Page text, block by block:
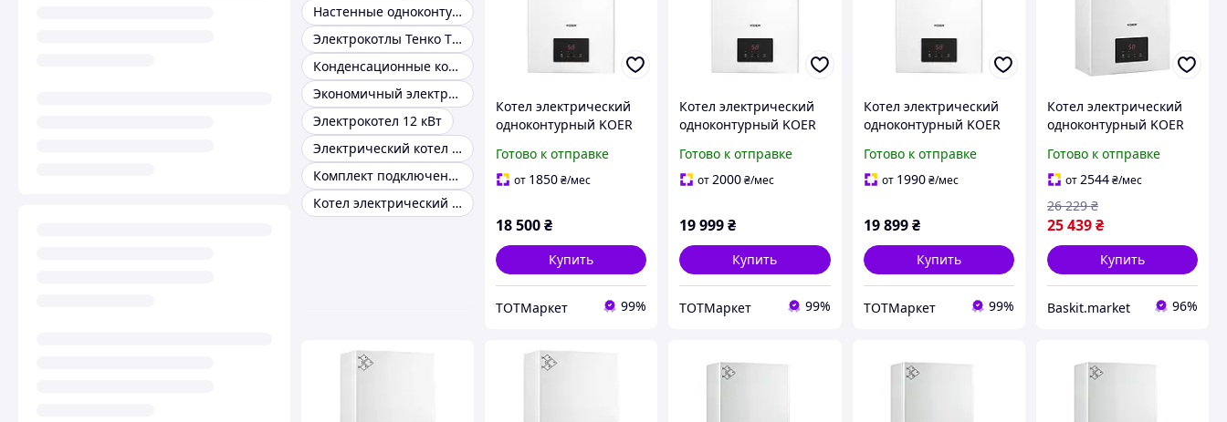
Настенные одноконтурные газовые котлы
Электрокотлы Тенко TENKO
Конденсационные котлы
Экономичный электрический котел
Электрокотел 12 кВт
Электрический котел для дома
Комплект подключения бойлера к котлу
Котел электрический wifi
Котел электрический
одноконтурный KOER
Готово к отправке
от 1850₴/мес
18 500₴
Купить
ТОТМаркет 99%
Котел электрический
одноконтурный KOER
Готово к отправке
от2000₴/мес
19 999₴
Купить
ТОТМаркет 99%
Котел электрический
одноконтурный KOER
Готово к отправке
от 1990 ₴/мес
19 899 ₴
Купить
ТОТМаркет 99%
Котел электрический
одноконтурный KOER
Готово к отправке
от2544₴/мес
25 439₴
26 229 ₴
Купить
Baskit.market 96%